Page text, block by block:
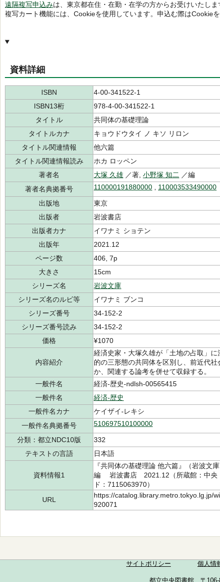
遠隔複写申込みは、東京都在住・在勤・在学の方からお受けいたしま
複写カート機能には、Cookieを使用しています。申込む際はCookie
資料詳細
ISBN
4-00-341522-1
ISBN13桁
978-4-00-341522-1
タイトル
共同体の基礎理論
タイトルカナ
キョウドウタイ ノ キソ リロン
タイトル関連情報
他六篇
タイトル関連情報読み
ホカ ロッペン
著者名
大塚 久雄 ／著, 小野塚 知二 ／編
著者名典拠番号
110000191880000 110003533490000
出版地
東京
出版者
岩波書店
出版者カナ
イワナミ ショテン
出版年
2021.12
ページ数
406, 7p
大きさ
15cm
シリーズ名
岩波文庫
シリーズ名のルビ等
イワナミ ブンコ
シリーズ番号
34-152-2
シリーズ番号読み
34-152-2
価格
¥1070
内容紹介
経済史家・大塚久雄が「土地の占取」
的の三形態の共同体を区別し、前近代
か、関連する論考を併せて収録する。
一般件名
経済-歴史-ndlsh-00565415
一般件名
経済-歴史
一般件名カナ
ケイザイ-レキシ
一般件名典拠番号
510697510100000
分類：都立NDC10版
332
テキストの言語
日本語
資料情報1
『共同体の基礎理論 他六篇』（岩波
編 岩波書店 2021.12（所蔵館：中
ド：7115063970）
URL
https://catalog.library.metro.tokyo.lg.jp/
920071
サイトポリシー 個人情
都立中央図書館 〒